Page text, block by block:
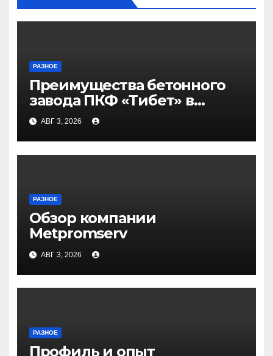
РАЗНОЕ
Преимущества бетонного
завода ПКФ «Тибет» в
Волгограде и Волжском
АВГ 3, 2026
РАЗНОЕ
Обзор компании
Metpromserv
АВГ 3, 2026
РАЗНОЕ
Профиль и опыт